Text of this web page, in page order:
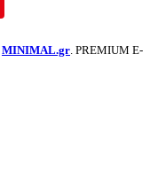
MINIMAL.gr. PREMIUM E-